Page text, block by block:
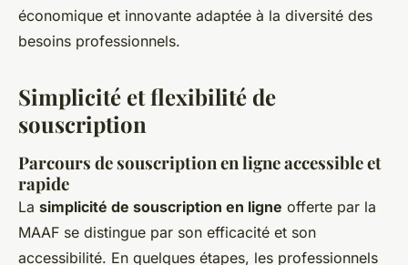
économique et innovante adaptée à la diversité des
besoins professionnels.
Simplicité et flexibilité de
souscription
Parcours de souscription en ligne accessible et
rapide
La simplicité de souscription en ligne offerte par la
MAAF se distingue par son efficacité et son
accessibilité. En quelques étapes, les professionnels